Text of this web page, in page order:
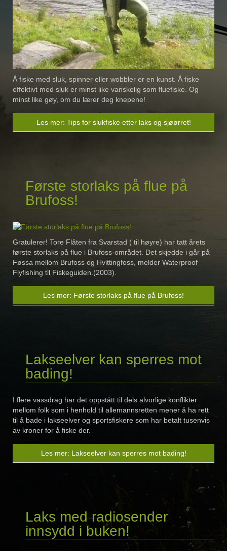
Å fiske med sluk, spinner eller wobbler er en kunst. Å fiske
effektivt med sluk er minst like vanskelig som fluefiske. Og
minst like gøy, om du lærer deg knepene!
Les mer: Tips for slukfiske etter laks og sjøørret!
Første storlaks på flue på
Brufoss!
Gratulerer! Tore Flåten fra Svarstad ( til høyre) har tatt årets
første storlaks på flue i Brufoss-området. Det skjedde i går på
Føssa mellom Brufoss og Hvittingfoss, melder Waterproof
Flyfishing til Fiskeguiden.(2003).
Les mer: Første storlaks på flue på Brufoss!
Lakseelver kan sperres mot
bading!
I flere vassdrag har det oppstått til dels alvorlige konflikter
mellom folk som i henhold til allemannsretten mener å ha rett
til å bade i lakseelver og sportsfiskere som har betalt tusenvis
av kroner for å fiske der.
Les mer: Lakseelver kan sperres mot bading!
Laks med radiosender
innsydd i buken!